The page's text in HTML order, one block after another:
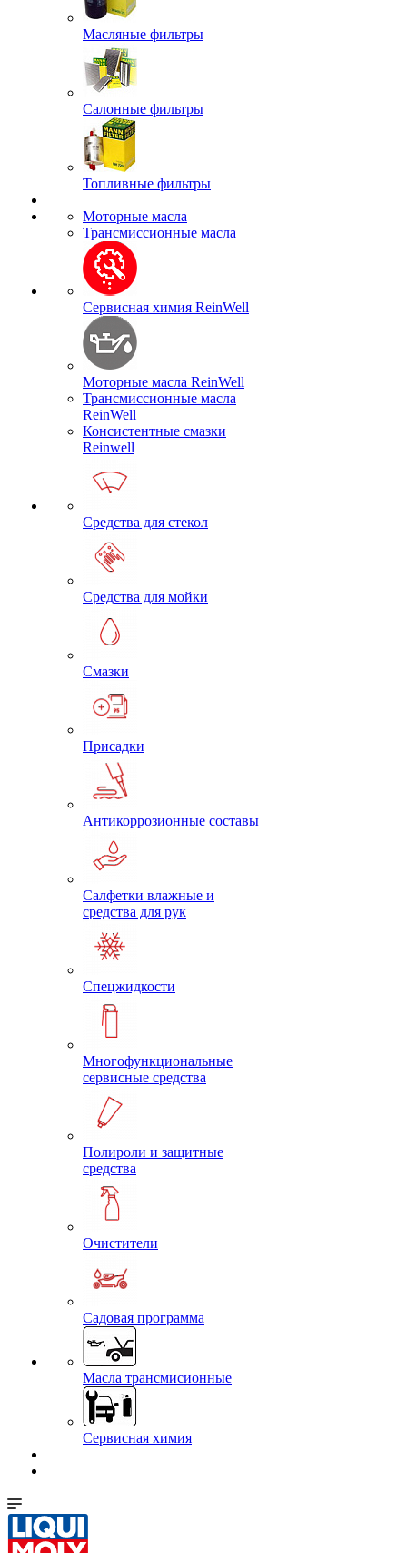
Масляные фильтры
Салонные фильтры
Топливные фильтры
Моторные масла
Трансмиссионные масла
Сервисная химия ReinWell
Моторные масла ReinWell
Трансмиссионные масла
ReinWell
Консистентные смазки
Reinwell
Средства для стекол
Средства для мойки
Смазки
Присадки
Антикоррозионные составы
Салфетки влажные и
средства для рук
Спецжидкости
Многофункциональные
сервисные средства
Полироли и защитные
средства
Очистители
Садовая программа
Масла трансмисионные
Сервисная химия